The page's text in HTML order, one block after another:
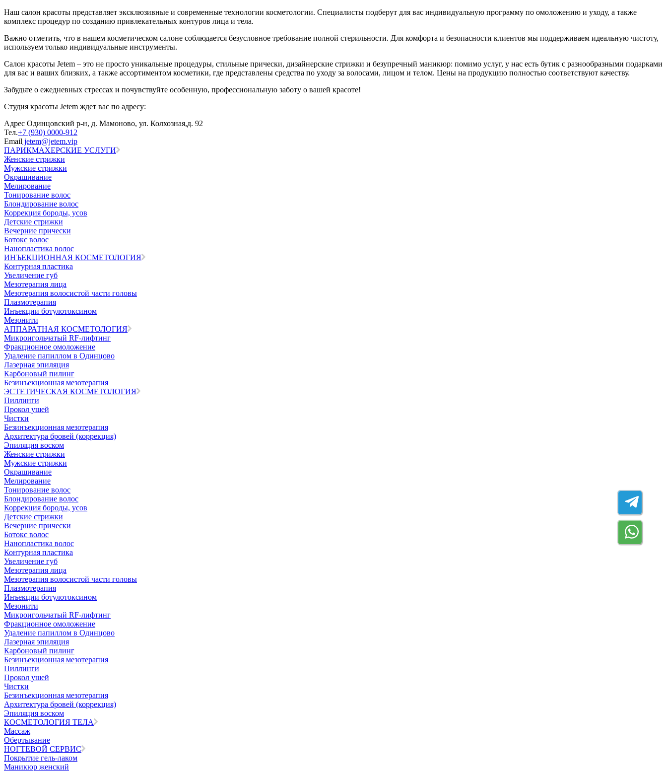
Наш салон красоты представляет эксклюзивные и современные технологии косметологии. Специалисты подберут для вас индивидуальную программу по омоложению и уходу, а также
комплекс процедур по созданию привлекательных контуров лица и тела.
Важно отметить, что в нашем косметическом салоне соблюдается безусловное требование полной стерильности. Для комфорта и безопасности клиентов мы поддерживаем идеальную чистоту,
используем только индивидуальные инструменты.
Салон красоты Jetem – это не просто уникальные процедуры, стильные прически, дизайнерские стрижки и безупречный маникюр: помимо услуг, у нас есть бутик с разнообразными подарками
для вас и ваших близких, а также ассортиментом косметики, где представлены средства по уходу за волосами, лицом и телом. Цены на продукцию полностью соответствуют качеству.
Забудьте о ежедневных стрессах и почувствуйте особенную, профессиональную заботу о вашей красоте!
Студия красоты Jetem ждет вас по адресу:
Адрес Одинцовский р-н, д. Мамоново, ул. Колхозная,д. 92
Тел.+7 (930) 0000-912
Email jetem@jetem.vip
ПАРИКМАХЕРСКИЕ УСЛУГИ
Женские стрижки
Мужские стрижки
Окрашивание
Мелирование
Тонирование волос
Блондирование волос
Коррекция бороды, усов
Детские стрижки
Вечерние прически
Ботокс волос
Нанопластика волос
ИНЪЕКЦИОННАЯ КОСМЕТОЛОГИЯ
Контурная пластика
Увеличение губ
Мезотерапия лица
Мезотерапия волосистой части головы
Плазмотерапия
Инъекции ботулотоксином
Мезонити
АППАРАТНАЯ КОСМЕТОЛОГИЯ
Микроигольчатый RF-лифтинг
Фракционное омоложение
Удаление папиллом в Одинцово
Лазерная эпиляция
Карбоновый пилинг
Безинъекционная мезотерапия
ЭСТЕТИЧЕСКАЯ КОСМЕТОЛОГИЯ
Пиллинги
Прокол ушей
Чистки
Безинъeкционная мезотерапия
Архитектура бровей (коррекция)
Эпиляция воском
Женские стрижки
Мужские стрижки
Окрашивание
Мелирование
Тонирование волос
Блондирование волос
Коррекция бороды, усов
Детские стрижки
Вечерние прически
Ботокс волос
Нанопластика волос
Контурная пластика
Увеличение губ
Мезотерапия лица
Мезотерапия волосистой части головы
Плазмотерапия
Инъекции ботулотоксином
Мезонити
Микроигольчатый RF-лифтинг
Фракционное омоложение
Удаление папиллом в Одинцово
Лазерная эпиляция
Карбоновый пилинг
Безинъекционная мезотерапия
Пиллинги
Прокол ушей
Чистки
Безинъeкционная мезотерапия
Архитектура бровей (коррекция)
Эпиляция воском
КОСМЕТОЛОГИЯ ТЕЛА
Массаж
Обертывание
НОГТЕВОЙ СЕРВИС
Покрытие гель-лаком
Маникюр женский